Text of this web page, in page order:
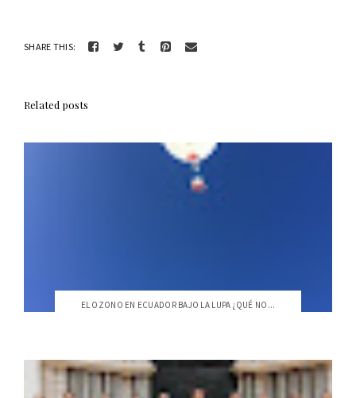
SHARE THIS:
Related posts
EL OZONO EN ECUADOR BAJO LA LUPA ¿QUÉ NO...